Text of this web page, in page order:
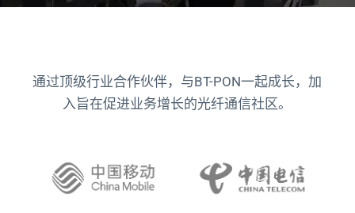
通过顶级行业合作伙伴，与BT-PON一起成长，加
入旨在促进业务增长的光纤通信社区。